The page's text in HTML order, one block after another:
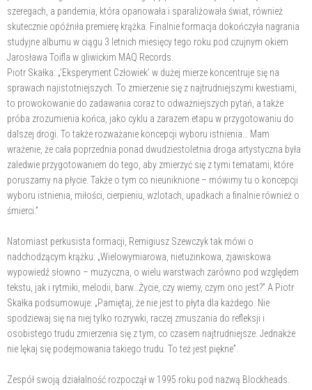
szeregach, a pandemia, która opanowała i sparaliżowała świat, również
skutecznie opóźniła premierę krążka. Finalnie formacja dokończyła nagrania
studyjne albumu w ciągu 3 letnich miesięcy tego roku pod czujnym okiem
Jarosława Toifla w gliwickim MAQ Records.
Piotr Skałka: „’Eksperyment Człowiek’ w dużej mierze koncentruje się na
sprawach najistotniejszych. To zmierzenie się z najtrudniejszymi kwestiami,
to prowokowanie do zadawania coraz to odważniejszych pytań, a także
próba zrozumienia końca, jako cyklu a zarazem etapu w przygotowaniu do
dalszej drogi. To także rozważanie koncepcji wyboru istnienia… Mam
wrażenie, że cała poprzednia ponad dwudziestoletnia droga artystyczna była
zaledwie przygotowaniem do tego, aby zmierzyć się z tymi tematami, które
poruszamy na płycie. Także o tym co nieuniknione – mówimy tu o koncepcji
wyboru istnienia, miłości, cierpieniu, wzlotach, upadkach a finalnie również o
śmierci.”
Natomiast perkusista formacji, Remigiusz Szewczyk tak mówi o
nadchodzącym krążku: „Wielowymiarowa, nietuzinkowa, zjawiskowa
wypowiedź słowno – muzyczna, o wielu warstwach zarówno pod względem
tekstu, jak i rytmiki, melodii, barw…Życie, czy wiemy, czym ono jest?” A Piotr
Skałka podsumowuje: „Pamiętaj, że nie jest to płyta dla każdego. Nie
spodziewaj się na niej tylko rozrywki, raczej zmuszania do refleksji i
osobistego trudu zmierzenia się z tym, co czasem najtrudniejsze. Jednakże
nie lękaj się podejmowania takiego trudu. To też jest piękne”.
Zespół swoją działalność rozpoczął w 1995 roku pod nazwą Blockheads.